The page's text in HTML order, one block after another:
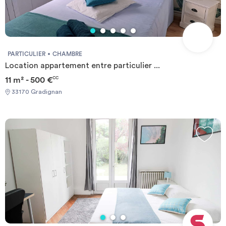
PARTICULIER CHAMBRE
Location appartement entre particulier ...
11 m² - 500 €CC
33170 Gradignan